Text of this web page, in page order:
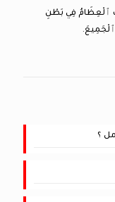
ٱلْعِظَامُ فِي بَطْنِ
؟